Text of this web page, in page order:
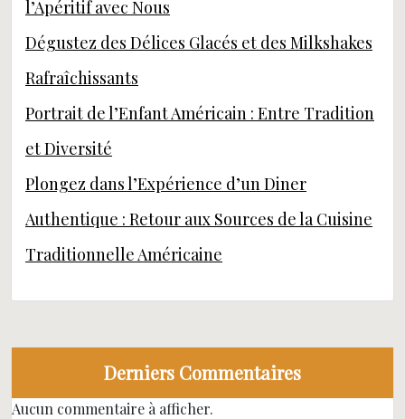
l’Apéritif avec Nous
Dégustez des Délices Glacés et des Milkshakes
Rafraîchissants
Portrait de l’Enfant Américain : Entre Tradition
et Diversité
Plongez dans l’Expérience d’un Diner
Authentique : Retour aux Sources de la Cuisine
Traditionnelle Américaine
Derniers Commentaires
Aucun commentaire à afficher.